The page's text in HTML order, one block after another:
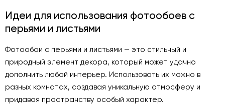
Идеи для использования фотообоев с
перьями и листьями
Фотообои с перьями и листьями — это стильный и
природный элемент декора, который может удачно
дополнить любой интерьер. Использовать их можно в
разных комнатах, создавая уникальную атмосферу и
придавая пространству особый характер.